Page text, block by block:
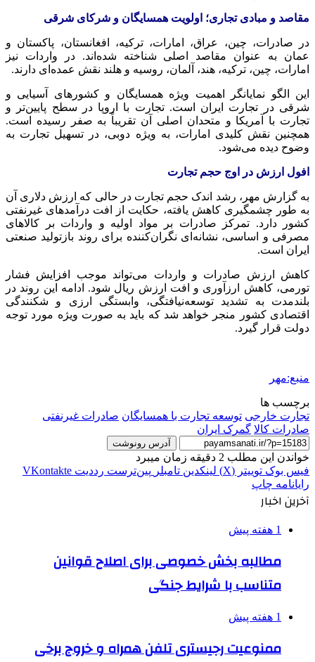
مقاصد و مبادی تجاری؛ اولویت همسایگان و شرکای شرقی
در صادرات، چین، عراق، امارات، ترکیه، افغانستان، پاکستان و
عمان به عنوان مقاصد اصلی شناخته شده‌اند. در واردات نیز
امارات، چین، ترکیه، هند، آلمان، روسیه و هلند نقش عمده‌ای دارند.
این الگو نمایانگر اهمیت ویژه همسایگان و کشورهای آسیایی و
شرقی در تجارت ایران است. تجارت با اروپا در سطح پایین‌تر و
تجارت با آمریکا و متحدان اصلی آن تقریباً به صفر رسیده است.
همچنین نقش کلیدی امارات، به ویژه دوبی، در تسهیل تجارت به
وضوح دیده می‌شود.
افول ارزش در اوج حجم تجارت
به گزارش مهر، رشد اندک حجم تجارت در حالی که ارزش دلاری آن
به طور چشمگیری کاهش یافته، حکایت از افت درآمدهای غیرنفتی
کشور دارد. تمرکز صادرات بر مواد اولیه و واردات بر کالاهای
مصرفی و اساسی، نشانه‌ای نگران‌کننده برای روند بازتولید صنعتی
ایران است.
کاهش ارزش صادرات و واردات می‌تواند موجب افزایش فشار
تورمی، کاهش ارزآوری و افت ارزش ریال شود. ادامه این روند در
بلندمدت به تشدید توسعه‌نیافتگی، وابستگی ارزی و شکنندگی
اقتصادی کشور منجر خواهد شد که باید به صورت ویژه مورد توجه
دولت قرار گیرد.
منبع:مهر
برچسب ها
تجارت خارجی توسعه تجارت با همسایگان صادرات غیرنفتی
صادرات کالا گمرک ایران
آدرس رونوشت
خواندن این مطلب 2 دقیقه زمان میبرد
فیس بوک توییتر (X) لینکدین ‫تامبلر ‫پین‌ترست ‫رددیت ‫VKontakte
رایانامه چاپ
آخرین اخبار
1 هفته پیش
مطالبه بخش خصوصی برای اصلاح قوانین
متناسب با شرایط جنگی
1 هفته پیش
ممنوعیت رجیستری تلفن همراه و خروج برخی